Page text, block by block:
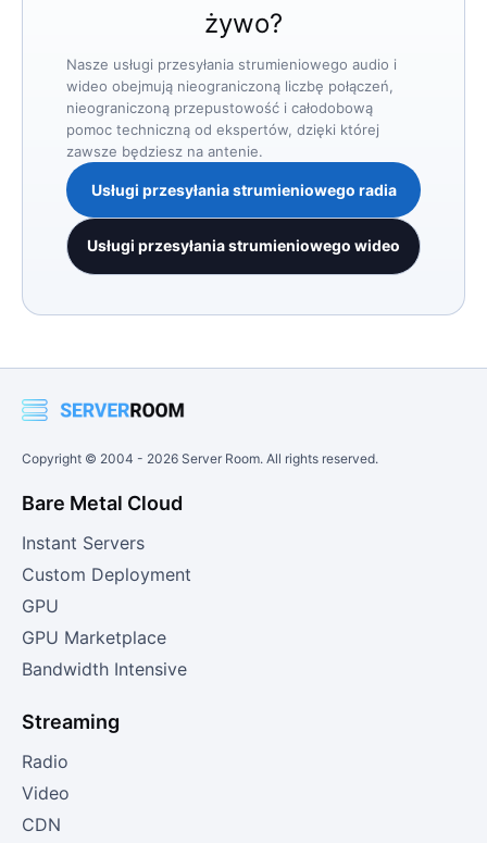
żywo?
Nasze usługi przesyłania strumieniowego audio i
wideo obejmują nieograniczoną liczbę połączeń,
nieograniczoną przepustowość i całodobową
pomoc techniczną od ekspertów, dzięki której
zawsze będziesz na antenie.
Usługi przesyłania strumieniowego radia
Usługi przesyłania strumieniowego wideo
Copyright © 2004 - 2026 Server Room. All rights reserved.
Bare Metal Cloud
Instant Servers
Custom Deployment
GPU
GPU Marketplace
Bandwidth Intensive
Streaming
Radio
Video
CDN